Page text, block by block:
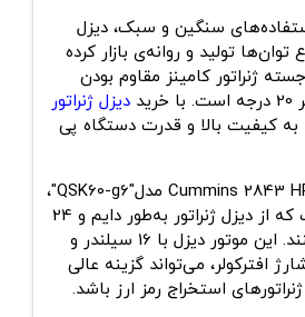
سنگین و سبک، دیزل
توان‌ها تولید و روانه‌ی بازار کرده
ژنراتور کامینز مقاوم بودن
دیزل ژنراتور
به کیفیت بالا و قدرت دستگاه پی
موتور دیزل غول‌پیکر Cummins 2843 HP مدل"QSK60-g6"،
مناسب مصارفی است که از دیزل ژنراتور به‌طور دایم و 24
ساعته استفاده می‌کنند. این موتور دیزل با 16 سیلندر و
افترکولر، می‌تواند گزینه‌ عالی
استخراج رمز ارز باشد.